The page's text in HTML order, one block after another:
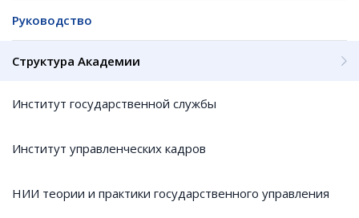
Руководство
Структура Академии
Институт государственной службы
Институт управленческих кадров
НИИ теории и практики государственного управления